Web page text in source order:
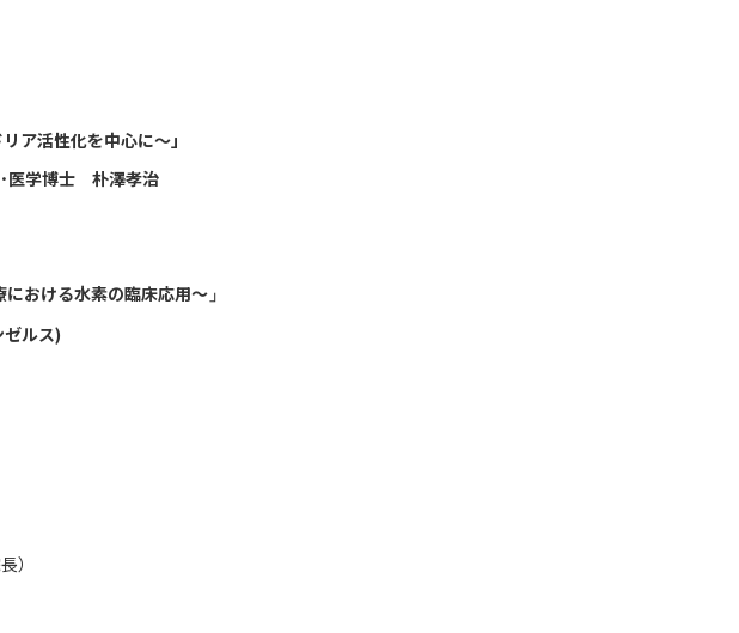
ア活性化を中心に〜」
学博士 朴澤孝治
おける水素の臨床応用～ 」
ルス)
）